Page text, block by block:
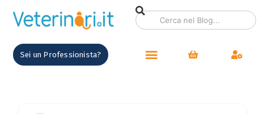
Sei un Professionista?